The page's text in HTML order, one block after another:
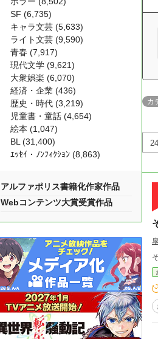
カ
SF (6,735)
キャラ文芸 (5,633)
ライト文芸 (9,590)
青春 (7,917)
現代文学 (9,621)
大衆娯楽 (6,070)
経済・企業 (436)
歴史・時代 (3,219)
児童書・童話 (4,654)
絵本 (1,047)
BL (31,400)
ｴｯｾｲ・ﾉﾝﾌｨｸｼｮﾝ (8,863)
アルファポリス書籍化作家作品
Webコンテンツ大賞受賞作品